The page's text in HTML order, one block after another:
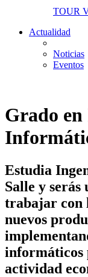
TOUR
Actualidad
Noticias
Eventos
Grado
Estudia
Salle y serás
trabajar con
nuevos
informáticos
actividad